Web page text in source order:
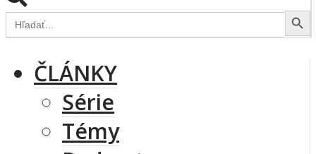
Search
for:
Search Button
ČLÁNKY
Série
Témy